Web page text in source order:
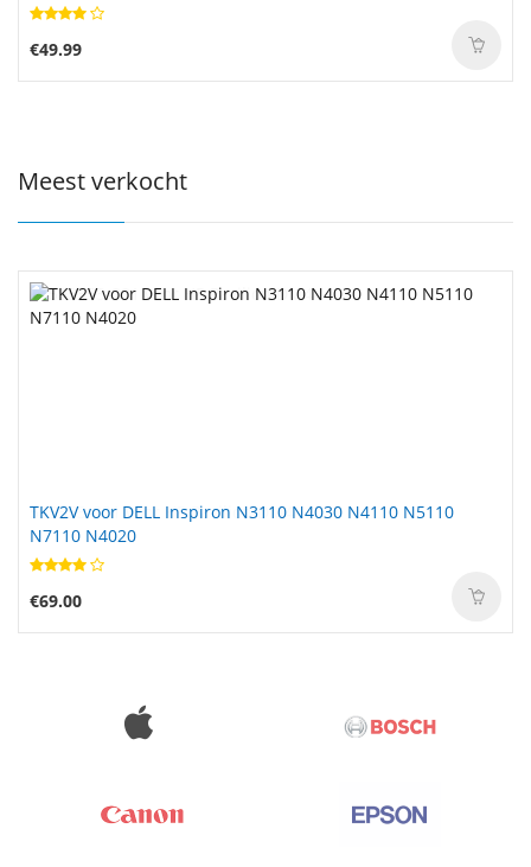
€49.99
Meest verkocht
TKV2V voor DELL Inspiron N3110 N4030 N4110 N5110
N7110 N4020
€69.00